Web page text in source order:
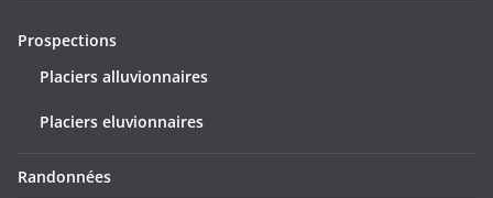
Prospections
Placiers alluvionnaires
Placiers eluvionnaires
Randonnées